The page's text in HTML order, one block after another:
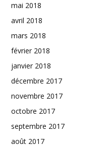
mai 2018
avril 2018
mars 2018
février 2018
janvier 2018
décembre 2017
novembre 2017
octobre 2017
septembre 2017
août 2017